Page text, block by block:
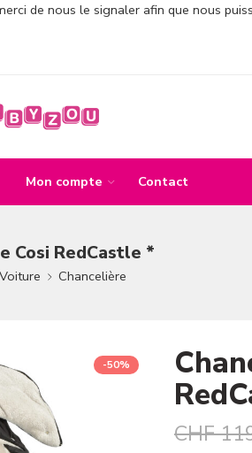
de nous le signaler afin que nous
Mon compte Contact
Cosi RedCastle *
Voiture Chancelière
-50%
CHF